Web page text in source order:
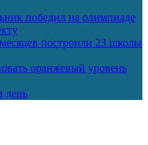
победил на олимпиаде
построили 23 школы
оранжевый уровень
день